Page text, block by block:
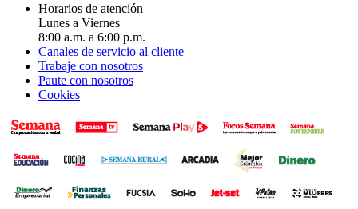
Horarios de atención
Lunes a Viernes
8:00 a.m. a 6:00 p.m.
Canales de servicio al cliente
Trabaje con nosotros
Paute con nosotros
Cookies